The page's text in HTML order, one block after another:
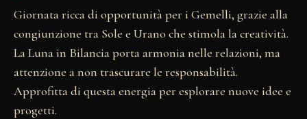
Giornata ricca di opportunità per i Gemelli, grazie alla
congiunzione tra Sole e Urano che stimola la creatività.
La Luna in Bilancia porta armonia nelle relazioni, ma
attenzione a non trascurare le responsabilità.
Approfitta di questa energia per esplorare nuove idee e
progetti.